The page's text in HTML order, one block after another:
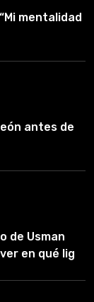
mentalidad
antes de
de Usman
en qué liga